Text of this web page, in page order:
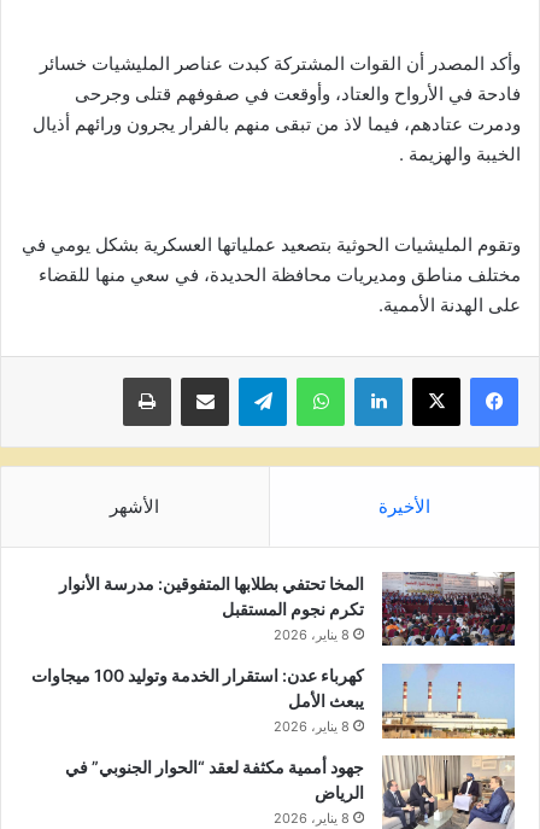
وأكد المصدر أن القوات المشتركة كبدت عناصر المليشيات خسائر
فادحة في الأرواح والعتاد، وأوقعت في صفوفهم قتلى وجرحى
ودمرت عتادهم، فيما لاذ من تبقى منهم بالفرار يجرون ورائهم أذيال
الخيبة والهزيمة .
وتقوم المليشيات الحوثية بتصعيد عملياتها العسكرية بشكل يومي في
مختلف مناطق ومديريات محافظة الحديدة، في سعي منها للقضاء
على الهدنة الأممية.
لينكدإن واتساب تيلقرام مشاركة عبر البريد طباعة
الأخيرة الأشهر
المخا تحتفي بطلابها المتفوقين: مدرسة الأنوار
تكرم نجوم المستقبل
8 يناير، 2026
كهرباء عدن: استقرار الخدمة وتوليد 100 ميجاوات
يبعث الأمل
8 يناير، 2026
جهود أممية مكثفة لعقد “الحوار الجنوبي” في
الرياض
8 يناير، 2026